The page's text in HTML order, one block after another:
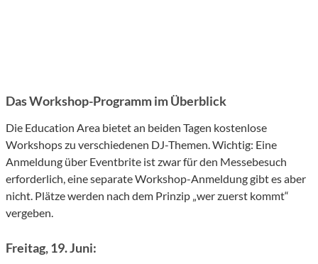
Das Workshop-Programm im Überblick
Die Education Area bietet an beiden Tagen kostenlose
Workshops zu verschiedenen DJ-Themen. Wichtig: Eine
Anmeldung über Eventbrite ist zwar für den Messebesuch
erforderlich, eine separate Workshop-Anmeldung gibt es aber
nicht. Plätze werden nach dem Prinzip „wer zuerst kommt“
vergeben.
Freitag, 19. Juni: